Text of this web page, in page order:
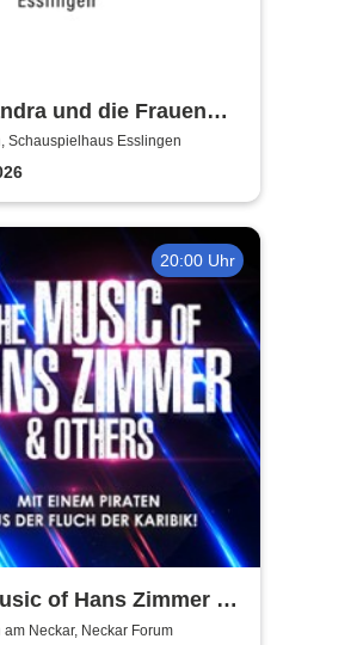
und die Frauen
Württembergische
Esslingen
Schauspielhaus Esslingen
20:00 Uhr
of Hans Zimmer &
- A Celebration of Film
am Neckar, Neckar Forum